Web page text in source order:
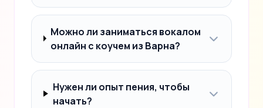
Можно ли заниматься вокалом
онлайн с коучем из Варна?
Нужен ли опыт пения, чтобы
начать?